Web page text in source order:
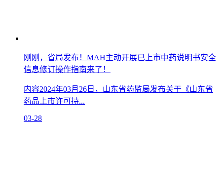
刚刚，省局发布！MAH主动开展已上市中药说明书安全
信息修订操作指南来了！
内容2024年03月26日，山东省药监局发布关于《山东省
药品上市许可持...
03-28